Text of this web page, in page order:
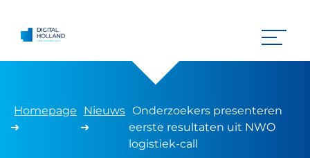
Homepage
➜
Nieuws
➜
Onderzoekers presenteren
eerste resultaten uit NWO
logistiek-call